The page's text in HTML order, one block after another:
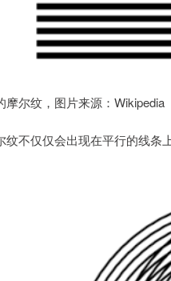
摩尔纹，图片来源：Wikipedia
纹不仅仅会出现在平行的线条